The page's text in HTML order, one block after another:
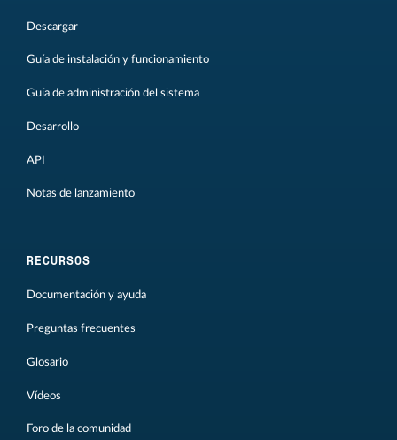
Descargar
Guía de instalación y funcionamiento
Guía de administración del sistema
Desarrollo
API
Notas de lanzamiento
RECURSOS
Documentación y ayuda
Preguntas frecuentes
Glosario
Vídeos
Foro de la comunidad